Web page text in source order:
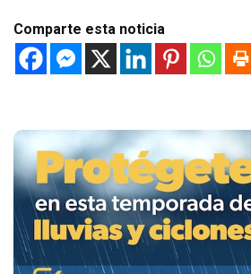
Comparte esta noticia